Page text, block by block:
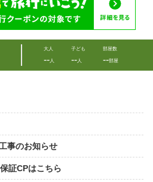
大人
--人
子ども
--人
部屋数
--部屋
事のお知らせ
証CPはこちら